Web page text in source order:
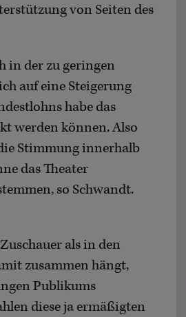
von Seiten des
in der zu geringen
auf eine Steigerung
habe das
werden können. Also
Stimmung innerhalb
das Theater
so Schwandt.
als in den
zusammen hängt,
Publikums
diese ja ermäßigten